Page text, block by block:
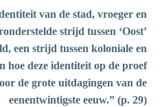
van de stad, vroeger en
strijd tussen ‘Oost’
een strijd tussen koloniale en
hoe deze identiteit op de proef
de grote uitdagingen van de
eenentwintigste eeuw.” (p. 29)